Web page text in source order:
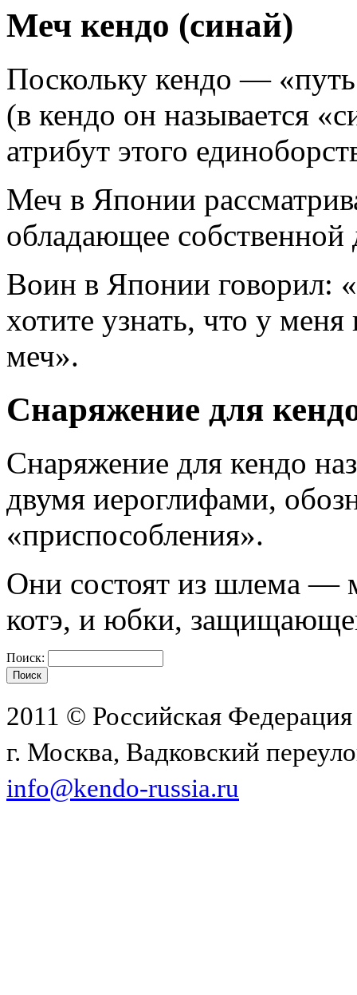
Меч кендо (синай)
Поскольку кендо — «путь
(в кендо он называется
атрибут этого
Меч в Японии
обладающее
Воин в Японии говорил:
хотите узнать, что у
меч».
Снаряжение для
Снаряжение для кендо
двумя иероглифами,
«приспособления».
Они состоят из шлема —
котэ, и юбки,
Поиск:
2011 © Российская
г. Москва, Вадковский
info@kendo-russia.ru